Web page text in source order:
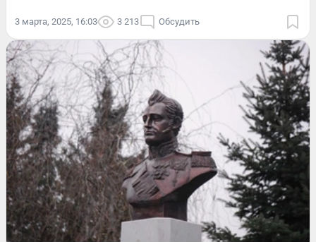
3 марта, 2025, 16:03 3 213 Обсудить